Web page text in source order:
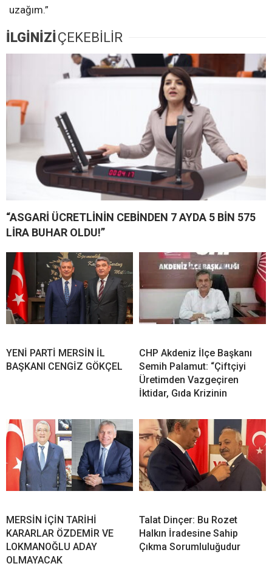
uzağım.”
İLGİNİZİ ÇEKEBİLİR
“ASGARİ ÜCRETLİNİN CEBİNDEN 7 AYDA 5 BİN 575
LİRA BUHAR OLDU!”
YENİ PARTİ MERSİN İL
BAŞKANI CENGİZ GÖKÇEL
CHP Akdeniz İlçe Başkanı
Semih Palamut: “Çiftçiyi
Üretimden Vazgeçiren
İktidar, Gıda Krizinin
MERSİN İÇİN TARİHİ
KARARLAR ÖZDEMİR VE
LOKMANOĞLU ADAY
OLMAYACAK
Talat Dinçer: Bu Rozet
Halkın İradesine Sahip
Çıkma Sorumluluğudur